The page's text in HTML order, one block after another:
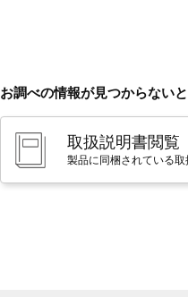
お調べの情報が見つからない
取扱説明書閲覧
製品に同梱されている